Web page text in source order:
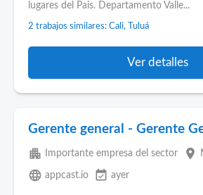
lugares del Pais. Departamento Valle...
2 trabajos similares: Cali, Tuluá
Ver detalles
Gerente general - Gerente
apartment Importante empresa del sector place
language appcast.io event_available ayer